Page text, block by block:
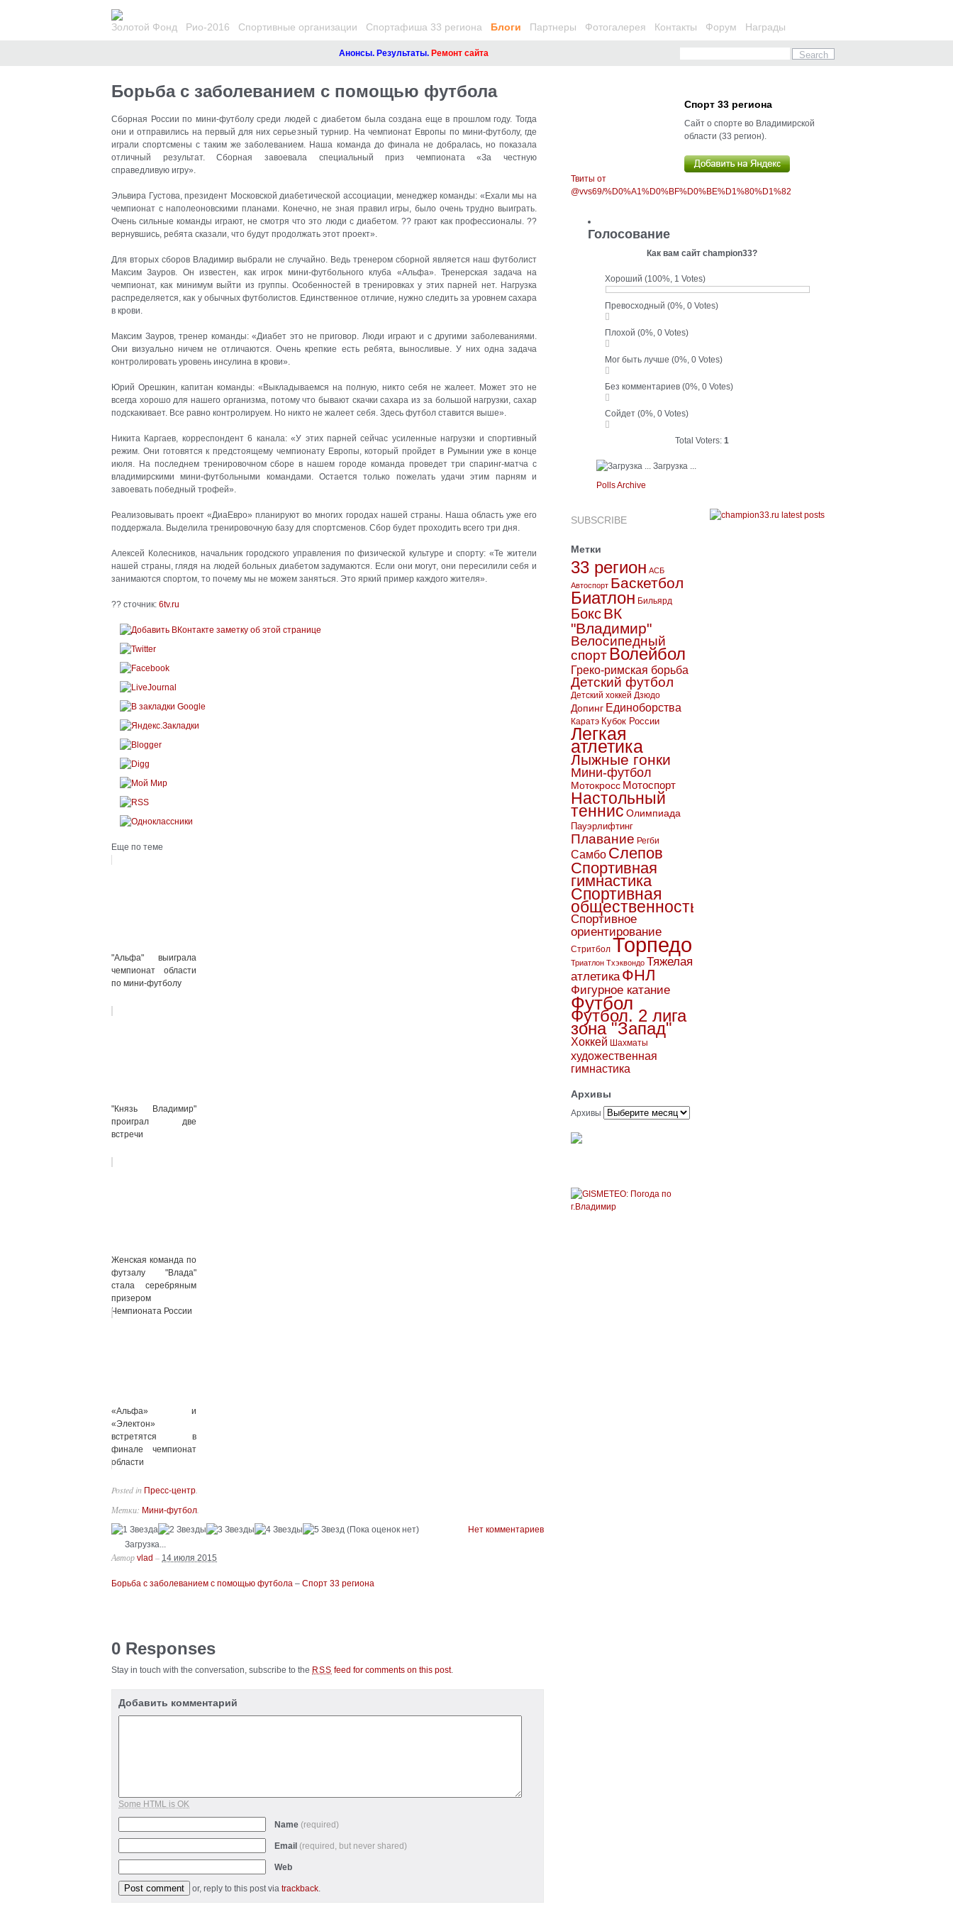
Золотой Фонд Рио-2016 Спортивные организации Спортафиша 33 региона Блоги Партнеры Фотогалерея Контакты Форум Награды
Анонсы. Результаты.Ремонт сайта
Борьба с заболеванием с помощью футбола
Сборная России по мини-футболу среди людей с диабетом была создана еще в прошлом году. Тогда
они и отправились на первый для них серьезный турнир. На чемпионат Европы по мини-футболу, где
играли спортсмены с таким же заболеванием. Наша команда до финала не добралась, но показала
отличный результат. Сборная завоевала специальный приз чемпионата «За честную
справедливую игру».
Эльвира Густова, президент Московской диабетической ассоциации, менеджер команды: «Ехали мы на
чемпионат с наполеоновскими планами. Конечно, не зная правил игры, было очень трудно выиграть.
Очень сильные команды играют, не смотря что это люди с диабетом. ?? грают как профессионалы. ??
вернувшись, ребята сказали, что будут продолжать этот проект».
Для вторых сборов Владимир выбрали не случайно. Ведь тренером сборной является наш футболист
Максим Зауров. Он известен, как игрок мини-футбольного клуба «Альфа». Тренерская задача на
чемпионат, как минимум выйти из группы. Особенностей в тренировках у этих парней нет. Нагрузка
распределяется, как у обычных футболистов. Единственное отличие, нужно следить за уровнем сахара
в крови.
Максим Зауров, тренер команды: «Диабет это не приговор. Люди играют и с другими заболеваниями.
Они визуально ничем не отличаются. Очень крепкие есть ребята, выносливые. У них одна задача
контролировать уровень инсулина в крови».
Юрий Орешкин, капитан команды: «Выкладываемся на полную, никто себя не жалеет. Может это не
всегда хорошо для нашего организма, потому что бывают скачки сахара из за большой нагрузки, сахар
подскакивает. Все равно контролируем. Но никто не жалеет себя. Здесь футбол ставится выше».
Никита Каргаев, корреспондент 6 канала: «У этих парней сейчас усиленные нагрузки и спортивный
режим. Они готовятся к предстоящему чемпионату Европы, который пройдет в Румынии уже в конце
июля. На последнем тренировочном сборе в нашем городе команда проведет три спаринг-матча с
владимирскими мини-футбольными командами. Остается только пожелать удачи этим парням и
завоевать победный трофей».
Реализовывать проект «ДиаЕвро» планируют во многих городах нашей страны. Наша область уже его
поддержала. Выделила тренировочную базу для спортсменов. Сбор будет проходить всего три дня.
Алексей Колесников, начальник городского управления по физической культуре и спорту: «Те жители
нашей страны, глядя на людей больных диабетом задумаются. Если они могут, они пересилили себя и
занимаются спортом, то почему мы не можем заняться. Это яркий пример каждого жителя».
?? сточник: 6tv.ru
Еще по теме
"Альфа" выиграла
чемпионат области
по мини-футболу
"Князь Владимир"
проиграл две
встречи
Женская команда по
футзалу "Влада"
стала серебряным
призером
Чемпионата России
«Альфа» и
«Электон»
встретятся в
финале чемпионат
области
Posted in Пресс-центр
Метки: Мини-футбол
Нет комментариев
(Пока оценок нет)
Загрузка...
Автор vlad – 14 июля 2015
Борьба с заболеванием с помощью футбола – Спорт 33 региона
0 Responses
Stay in touch with the conversation, subscribe to the RSS feed for comments on this post.
Добавить комментарий
Some HTML is OK
Name (required)
Email (required, but never shared)
Web
or, reply to this post via trackback.
Спорт 33 региона
Сайт о спорте во Владимирской
области (33 регион).
Твиты от
@vvs69/%D0%A1%D0%BF%D0%BE%D1%80%D1%82
Голосование
Как вам сайт champion33?
Хороший (100%, 1 Votes)
Превосходный (0%, 0 Votes)
Плохой (0%, 0 Votes)
Мог быть лучше (0%, 0 Votes)
Без комментариев (0%, 0 Votes)
Сойдет (0%, 0 Votes)
Total Voters: 1
Загрузка ...
Polls Archive
SUBSCRIBE
Метки
33 регион АСБ
Автоспорт Баскетбол
Биатлон Бильярд
БоксВК
"Владимир"
Велосипедный
спорт Волейбол
Греко-римская борьба
Детский футбол
Детский хоккей Дзюдо
Допинг Единоборства
Каратэ Кубок России
Легкая
атлетика
Лыжные гонки
Мини-футбол
Мотокросс Мотоспорт
Настольный
теннис Олимпиада
Пауэрлифтинг
Плавание Регби
Самбо Слепов
Спортивная
гимнастика
Спортивная
общественность
Спортивное
ориентирование
Стритбол Торпедо
Триатлон Тхэквондо Тяжелая
атлетика ФНЛ
Фигурное катание
Футбол
Футбол. 2 лига
зона "Запад"
Хоккей Шахматы
художественная
гимнастика
Архивы
Архивы